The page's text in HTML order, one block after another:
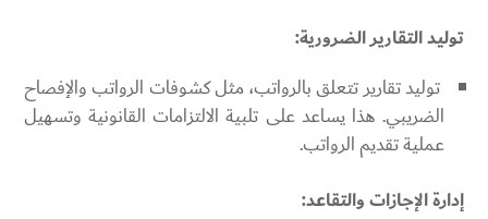
توليد التقارير الضرورية:
توليد تقارير تتعلق بالرواتب، مثل كشوفات الرواتب والإفصاح
الضريبي. هذا يساعد على تلبية الالتزامات القانونية وتسهيل
عملية تقديم الرواتب.
إدارة الإجازات والتقاعد: